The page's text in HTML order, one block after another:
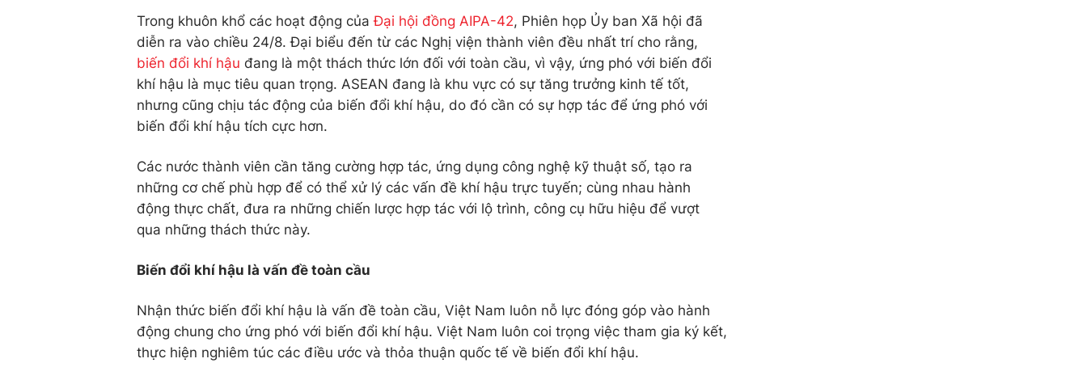
Trong khuôn khổ các hoạt động củaĐại hội đồng AIPA-42, Phiên họp Ủy ban Xã hội đã
diễn ra vào chiều 24/8. Đại biểu đến từ các Nghị viện thành viên đều nhất trí cho rằng,
biến đổi khí hậu đang là một thách thức lớn đối với toàn cầu, vì vậy, ứng phó với biến đổi
khí hậu là mục tiêu quan trọng. ASEAN đang là khu vực có sự tăng trưởng kinh tế tốt,
nhưng cũng chịu tác động của biến đổi khí hậu, do đó cần có sự hợp tác để ứng phó với
biến đổi khí hậu tích cực hơn.
Các nước thành viên cần tăng cường hợp tác, ứng dụng công nghệ kỹ thuật số, tạo ra
những cơ chế phù hợp để có thể xử lý các vấn đề khí hậu trực tuyến; cùng nhau hành
động thực chất, đưa ra những chiến lược hợp tác với lộ trình, công cụ hữu hiệu để vượt
qua những thách thức này.
Biến đổi khí hậu là vấn đề toàn cầu
Nhận thức biến đổi khí hậu là vấn đề toàn cầu, Việt Nam luôn nỗ lực đóng góp vào hành
động chung cho ứng phó với biến đổi khí hậu. Việt Nam luôn coi trọng việc tham gia ký kết,
thực hiện nghiêm túc các điều ước và thỏa thuận quốc tế về biến đổi khí hậu.